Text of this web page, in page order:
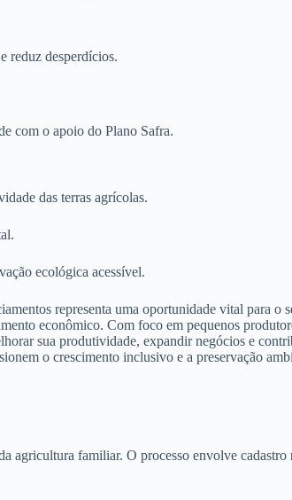
reduz desperdícios.
com o apoio do Plano Safra.
das terras agrícolas.
ecológica acessível.
representa uma oportunidade vital para o
econômico. Com foco em pequenos
sua produtividade, expandir negócios e
o crescimento inclusivo e a preservação
agricultura familiar. O processo envolve